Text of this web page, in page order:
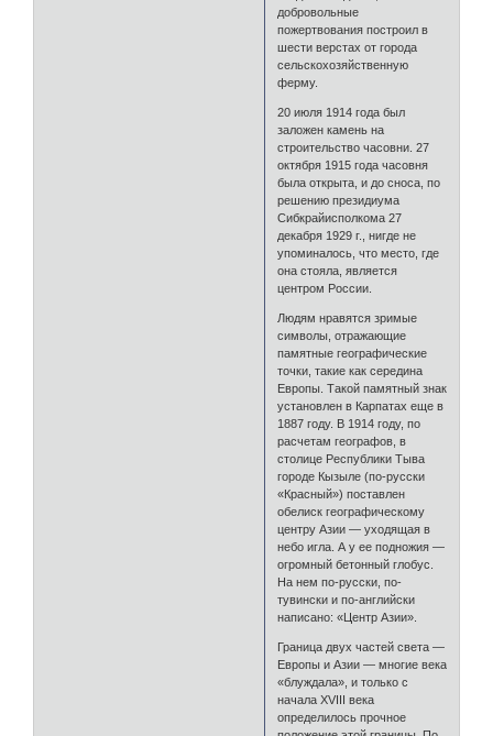
добровольные
пожертвования построил в
шести верстах от города
сельскохозяйственную
ферму.
20 июля 1914 года был
заложен камень на
строительство часовни. 27
октября 1915 года часовня
была открыта, и до сноса, по
решению президиума
Сибкрайисполкома 27
декабря 1929 г., нигде не
упоминалось, что место, где
она стояла, является
центром России.
Людям нравятся зримые
символы, отражающие
памятные географические
точки, такие как середина
Европы. Такой памятный знак
установлен в Карпатах еще в
1887 году. В 1914 году, по
расчетам географов, в
столице Республики Тыва
городе Кызыле (по-русски
«Красный») поставлен
обелиск географическому
центру Азии — уходящая в
небо игла. А у ее подножия —
огромный бетонный глобус.
На нем по-русски, по-
тувински и по-английски
написано: «Центр Азии».
Граница двух частей света —
Европы и Азии — многие века
«блуждала», и только с
начала XVIII века
определилось прочное